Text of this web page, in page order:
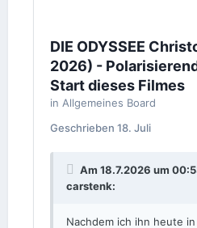
DIE ODYSSEE
2026) -
Start dieses Filmes
in Allgemeines Board
Geschrieben 18. Juli
Am 18.7.2026 um
carstenk:
Nachdem ich ihn heute